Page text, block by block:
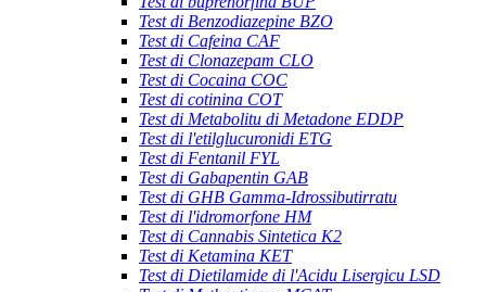
Test di Benzodiazepine BZO
Test di Cafeina CAF
Test di Clonazepam CLO
Test di Cocaina COC
Test di cotinina COT
Test di Metabolitu di Metadone EDDP
Test di l'etilglucuronidi ETG
Test di Fentanil FYL
Test di Gabapentin GAB
Test di GHB Gamma-Idrossibutirratu
Test di l'idromorfone HM
Test di Cannabis Sintetica K2
Test di Ketamina KET
Test di Dietilamide di l'Acidu Lisergicu LSD